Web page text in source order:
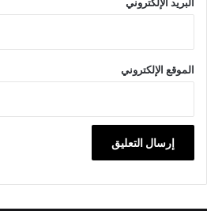
الموقع الإلكتروني